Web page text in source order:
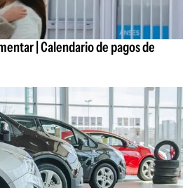
| Calendario de pagos de